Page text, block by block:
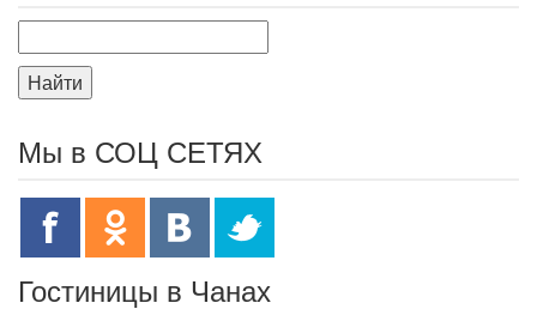
Найти
Мы в СОЦ СЕТЯХ
Гостиницы в Чанах